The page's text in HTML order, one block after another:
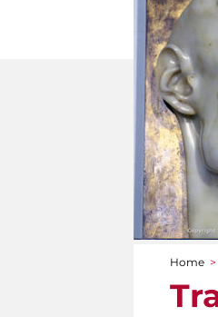
Tu
Home >